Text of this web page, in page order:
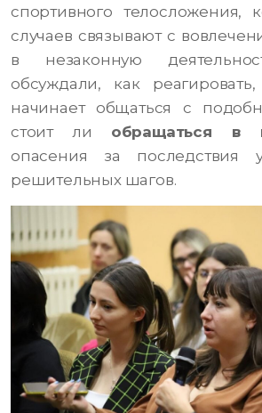
спортивного телосложения,
случаев связывают с
в незаконную
обсуждали, как
начинает общаться с
стоит ли обращаться в
опасения за последствия
решительных шагов.